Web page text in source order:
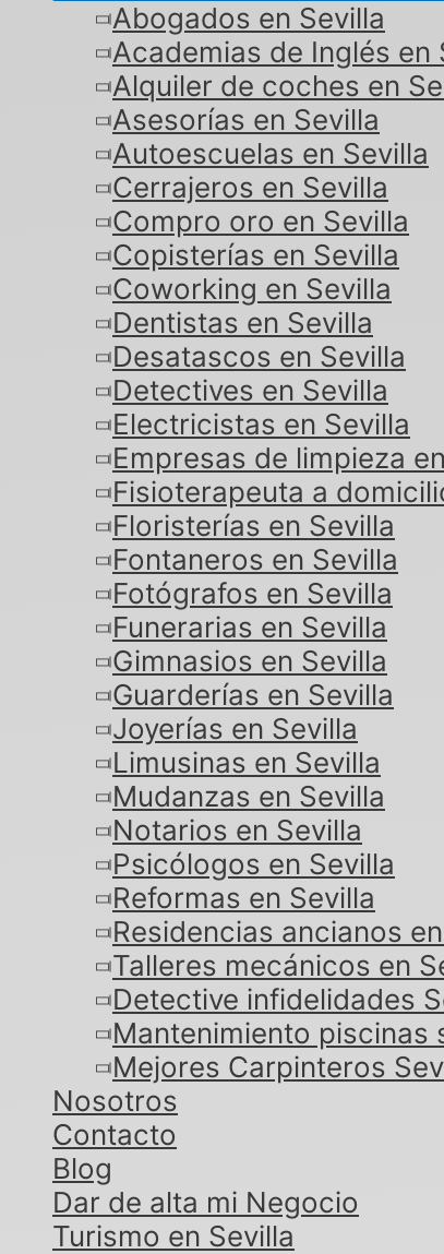
Abogados en Sevilla
Academias de Inglés en
Alquiler de coches en
Asesorías en Sevilla
Autoescuelas en Sevilla
Cerrajeros en Sevilla
Compro oro en Sevilla
Copisterías en Sevilla
Coworking en Sevilla
Dentistas en Sevilla
Desatascos en Sevilla
Detectives en Sevilla
Electricistas en Sevilla
Empresas de limpieza
Fisioterapeuta a
Floristerías en Sevilla
Fontaneros en Sevilla
Fotógrafos en Sevilla
Funerarias en Sevilla
Gimnasios en Sevilla
Guarderías en Sevilla
Joyerías en Sevilla
Limusinas en Sevilla
Mudanzas en Sevilla
Notarios en Sevilla
Psicólogos en Sevilla
Reformas en Sevilla
Residencias ancianos
Talleres mecánicos en
Detective infidelidades
Mantenimiento piscinas
Mejores Carpinteros
Nosotros
Contacto
Blog
Dar de alta mi Negocio
Turismo en Sevilla